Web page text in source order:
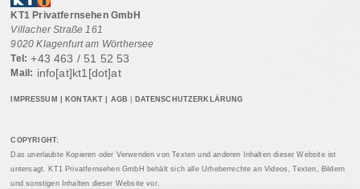
KT1 Privatfernsehen GmbH
Villacher Straße 161
9020 Klagenfurt am Wörthersee
Tel: +43 463 / 51 52 53
Mail: info[at]kt1[dot]at
IMPRESSUM KONTAKT AGB DATENSCHUTZERKLÄRUNG
COPYRIGHT:
Das unerlaubte Kopieren oder Verwenden von Texten und anderen Inhalten dieser Website ist
untersagt. KT1 Privatfernsehen GmbH behält sich alle Urheberrechte an Videos, Texten, Bildern
und sonstigen Inhalten dieser Website vor.